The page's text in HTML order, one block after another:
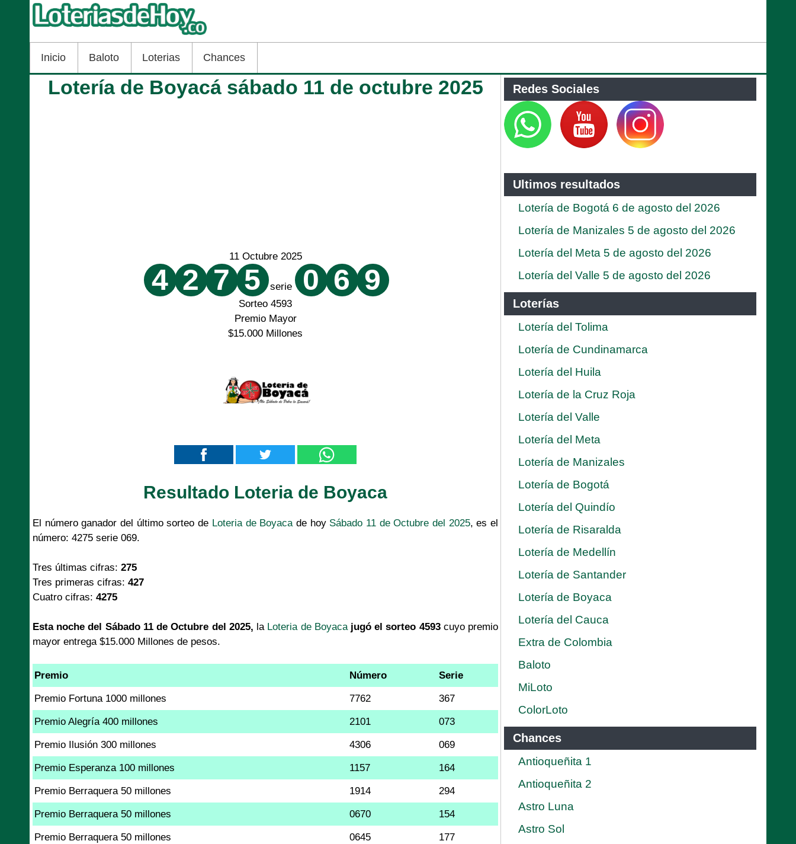
Inicio Baloto Loterias Chances
Lotería de Boyacá sábado 11 de octubre 2025
11 Octubre 2025
4 2 7 5 serie 0 6 9
Sorteo 4593
Premio Mayor
$15.000 Millones
Resultado Loteria de Boyaca
El número ganador del último sorteo de Loteria de Boyaca de hoy Sábado 11 de Octubre del 2025, es el
número: 4275 serie 069.
Tres últimas cifras: 275
Tres primeras cifras: 427
Cuatro cifras: 4275
Esta noche del Sábado 11 de Octubre del 2025, la Loteria de Boyaca jugó el sorteo 4593cuyo premio
mayor entrega $15.000 Millones de pesos.
Premio Número Serie
Premio Fortuna 1000 millones 7762 367
Premio Alegría 400 millones 2101 073
Premio Ilusión 300 millones 4306 069
Premio Esperanza 100 millones 1157 164
Premio Berraquera 50 millones 1914 294
Premio Berraquera 50 millones 0670 154
Premio Berraquera 50 millones 0645 177
Redes Sociales
Ultimos resultados
Lotería de Bogotá 6 de agosto del 2026
Lotería de Manizales 5 de agosto del 2026
Lotería del Meta 5 de agosto del 2026
Lotería del Valle 5 de agosto del 2026
Loterías
Lotería del Tolima
Lotería de Cundinamarca
Lotería del Huila
Lotería de la Cruz Roja
Lotería del Valle
Lotería del Meta
Lotería de Manizales
Lotería de Bogotá
Lotería del Quindío
Lotería de Risaralda
Lotería de Medellín
Lotería de Santander
Lotería de Boyaca
Lotería del Cauca
Extra de Colombia
Baloto
MiLoto
ColorLoto
Chances
Antioqueñita 1
Antioqueñita 2
Astro Luna
Astro Sol